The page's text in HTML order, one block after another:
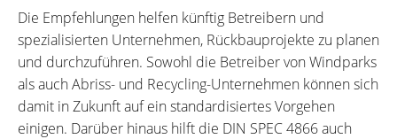
Die Empfehlungen helfen künftig Betreibern und
spezialisierten Unternehmen, Rückbauprojekte zu planen
und durchzuführen. Sowohl die Betreiber von Windparks
als auch Abriss- und Recycling-Unternehmen können sich
damit in Zukunft auf ein standardisiertes Vorgehen
einigen. Darüber hinaus hilft die DIN SPEC 4866 auch